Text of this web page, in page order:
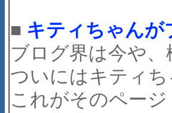
■ キティちゃん
ブログ界は今や
ついにはキティ
これがそのページ